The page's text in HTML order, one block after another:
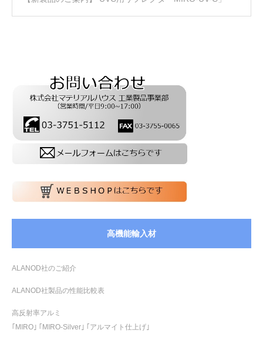
高機能輸入材
ALANOD社のご紹介
ALANOD社製品の性能比較表
高反射率アルミ
｢MIRO｣ ｢MIRO-Silver｣ ｢アルマイト仕上げ｣